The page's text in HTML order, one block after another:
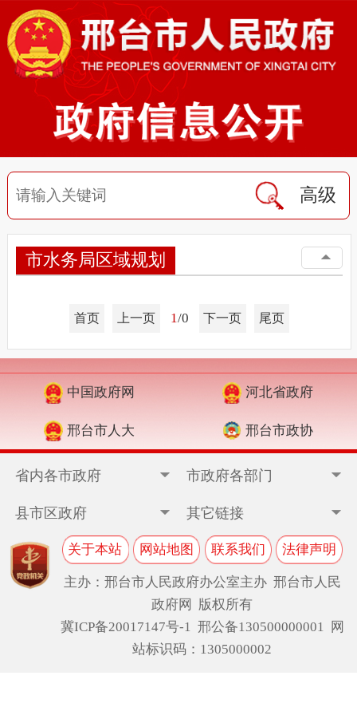
高级
市水务局区域规划
首页 上一页 1/0 下一页 尾页
中国政府网 河北省政府
邢台市人大 邢台市政协
省内各市政府 市政府各部门
县市区政府 其它链接
关于本站 网站地图 联系我们 法律声明
主办：邢台市人民政府办公室主办 邢台市人民
政府网 版权所有
冀ICP备20017147号-1 邢公备130500000001 网
站标识码：1305000002